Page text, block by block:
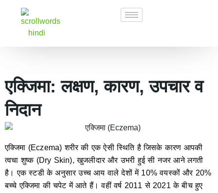
एक्जिमा: लक्षण, कारण, उपचार व
निदान
एक्जिमा (Eczema) शरीर की एक ऐसी स्थिति है जिसके कारण आपकी
त्वचा शुष्क (Dry Skin), खुजलीदार और उभरी हुई सी नजर आने लगती
है। एक स्टडी के अनुसार उच्च आय वाले देशों में 10% वयस्कों और 20%
बच्चे एक्जिमा की चपेट में आते हैं। वहीं वर्ष 2011 से 2021 के बीच हुए